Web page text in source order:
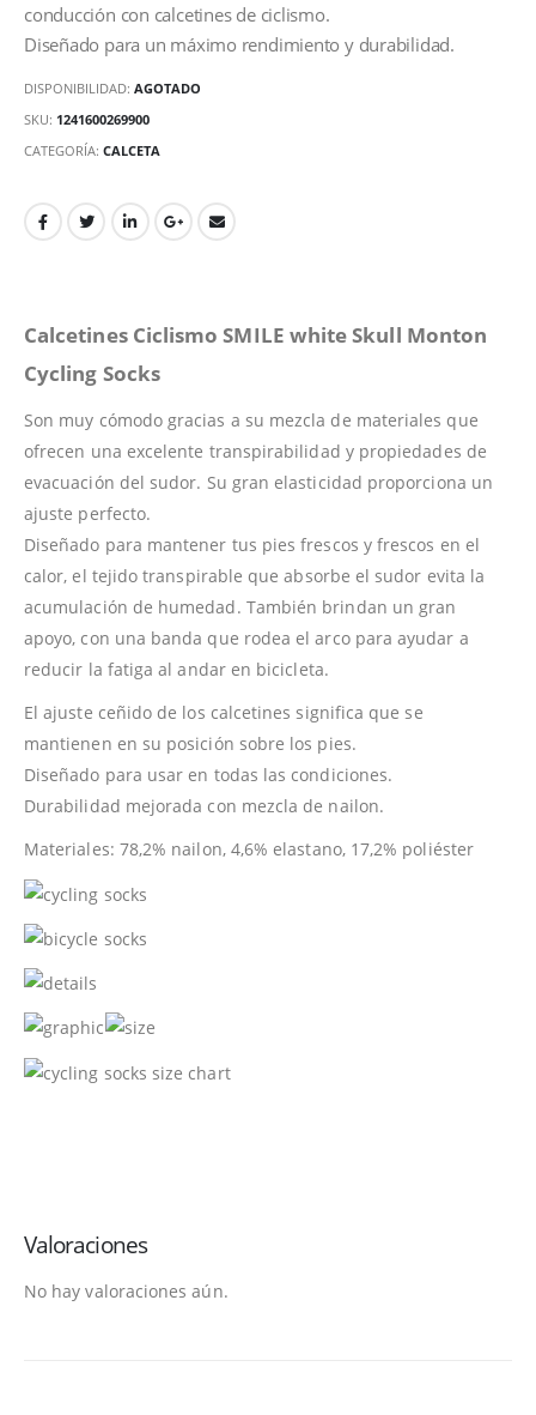
conducción con calcetines de ciclismo.
Diseñado para un máximo rendimiento y durabilidad.
DISPONIBILIDAD: AGOTADO
SKU: 1241600269900
CATEGORÍA: CALCETA
Calcetines Ciclismo SMILE white Skull Monton
Cycling Socks
Son muy cómodo gracias a su mezcla de materiales que
ofrecen una excelente transpirabilidad y propiedades de
evacuación del sudor. Su gran elasticidad proporciona un
ajuste perfecto.
Diseñado para mantener tus pies frescos y frescos en el
calor, el tejido transpirable que absorbe el sudor evita la
acumulación de humedad. También brindan un gran
apoyo, con una banda que rodea el arco para ayudar a
reducir la fatiga al andar en bicicleta.
El ajuste ceñido de los calcetines significa que se
mantienen en su posición sobre los pies.
Diseñado para usar en todas las condiciones.
Durabilidad mejorada con mezcla de nailon.
Materiales: 78,2% nailon, 4,6% elastano, 17,2% poliéster
Valoraciones
No hay valoraciones aún.